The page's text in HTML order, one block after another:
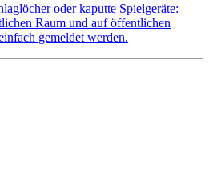
oder kaputte Spielgeräte:
Raum und auf öffentlichen
gemeldet werden.